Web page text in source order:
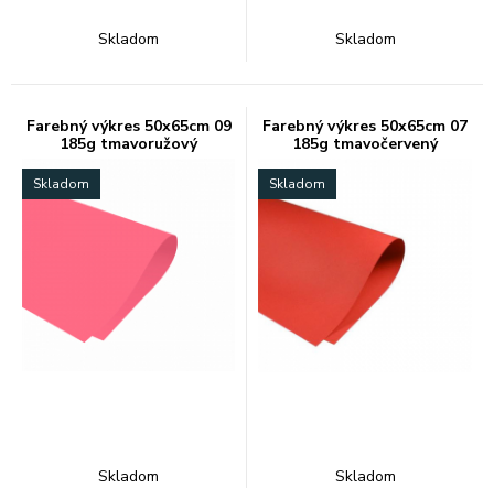
Skladom Skladom
Farebný výkres 50x65cm 09
185g tmavoružový
Skladom
Skladom
Farebný výkres 50x65cm 07
185g tmavočervený
Skladom
Skladom